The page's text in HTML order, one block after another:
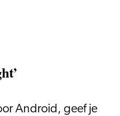
Android, geef je